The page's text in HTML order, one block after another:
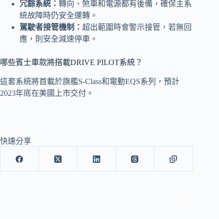
冗餘系統： 轉向、煞車和電源都有後備，確保主系
統故障時仍安全運轉。
駕駛者接管機制： 超出範圍時會警示接管，若無回
應，則安全減速停車。
哪些賓士車款將搭載DRIVE PILOT系統？
這套系統將首載於旗艦S-Class和電動EQS系列，預計
2023年底在美國上市交付。
快速分享